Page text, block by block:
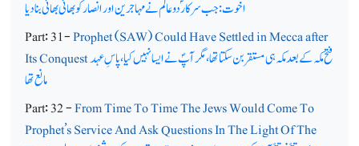
اخوت: جب سرکار ؐدو عالم نے مہاجرین اور انصار کو بھائی بھائی بنا دیا
Part: 31-Prophet (SAW) Could Have Settled in Mecca after
Its Conquestفتح مکہ کے بعد مکہ ہی مستقر بن سکتا تھا، مگر آپؐ نے ایسا نہیں کیا، پاسِ عہد
مانع تھا
Part: 32 -From Time To Time The Jews Would Come To
Prophet’s Service And Ask Questions In The Light Of The